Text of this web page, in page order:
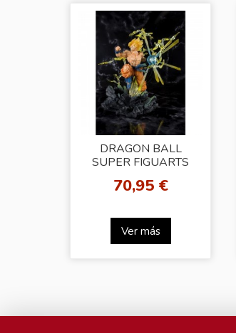
DRAGON BALL
SUPER FIGUARTS
SAIYAN SON GOKU
BATTLES
70,95 €
Ver más